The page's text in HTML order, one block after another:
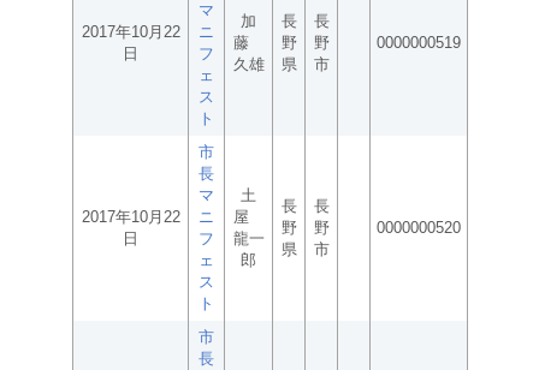
2017年10月22
日
マ
ニ
フ
ェ
ス
ト
加
藤
久雄
長
野
県
長
野
市
0000000519
2017年10月22
日
市
長
マ
ニ
フ
ェ
ス
ト
土
屋
龍一
郎
長
野
県
長
野
市
0000000520
市
長